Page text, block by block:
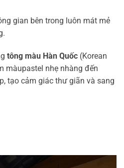
gian bên trong luôn mát mẻ
tông màu Hàn Quốc (Korean
màupastel nhẹ nhàng đến
tạo cảm giác thư giãn và sang